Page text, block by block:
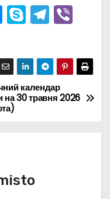
M
e
s
s
e
n
g
S
k
y
p
e
T
el
e
gr
a
m
Vi
er
календар
на 30 травня 2026